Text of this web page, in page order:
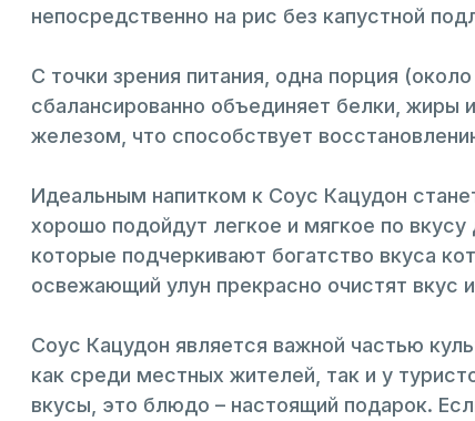
непосредственно на рис без капустной
С точки зрения питания, одна порция
сбалансированно объединяет белки, жиры
железом, что способствует
Идеальным напитком к Соус Кацудон
хорошо подойдут легкое и мягкое по
которые подчеркивают богатство вкуса
освежающий улун прекрасно очистят вкус
Соус Кацудон является важной частью
как среди местных жителей, так и у
вкусы, это блюдо – настоящий подарок.